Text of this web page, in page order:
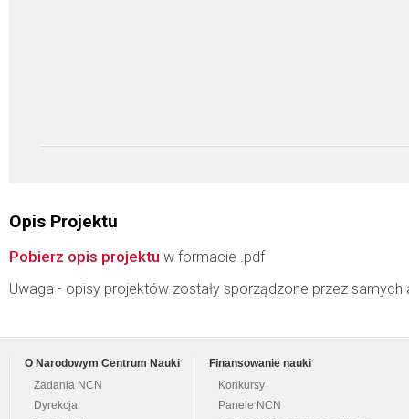
Opis Projektu
Pobierz opis projektu w formacie .pdf
Uwaga - opisy projektów zostały sporządzone przez
O Narodowym Centrum Nauki
Zadania NCN
Dyrekcja
Finansowanie nauki
Konkursy
Panele NCN